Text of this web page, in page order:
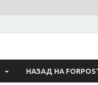
НАЗАД НА